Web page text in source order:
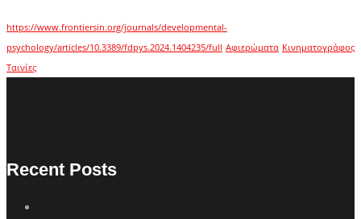
https://www.frontiersin.org/journals/developmental-
psychology/articles/10.3389/fdpys.2024.1404235/full Αφιερώματα Κινηματογράφος
Ταινίες
Recent Posts